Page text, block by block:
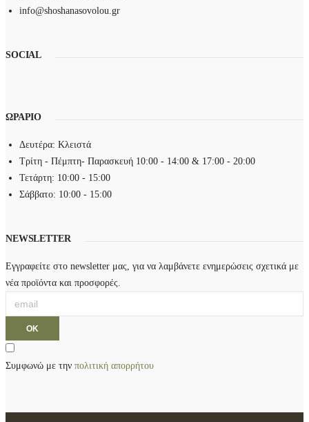
info@shoshanasovolou.gr
SOCIAL
ΩΡΑΡΙΟ
Δευτέρα: Κλειστά
Τρίτη - Πέμπτη- Παρασκευή 10:00 - 14:00 & 17:00 - 20:00
Τετάρτη: 10:00 - 15:00
Σάββατο: 10:00 - 15:00
NEWSLETTER
Εγγραφείτε στο newsletter μας, για να λαμβάνετε ενημερώσεις σχετικά με
νέα προϊόντα και προσφορές.
Συμφωνώ με την πολιτική απορρήτου